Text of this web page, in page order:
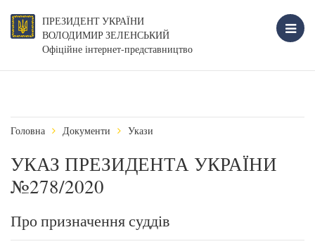
ПРЕЗИДЕНТ УКРАЇНИ
ВОЛОДИМИР ЗЕЛЕНСЬКИЙ
Офіційне інтернет-представництво
Головна Документи Укази
УКАЗ ПРЕЗИДЕНТА УКРАЇНИ
№278/2020
Про призначення суддів